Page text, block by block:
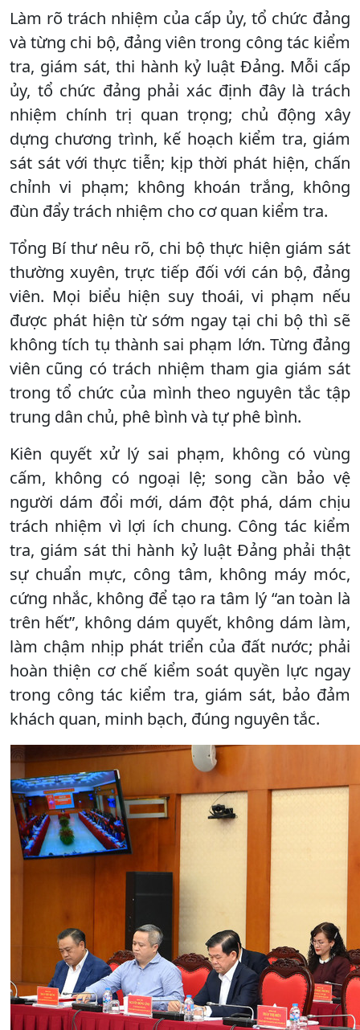
Làm rõ trách nhiệm của cấp ủy, tổ chức đảng
và từng chi bộ, đảng viên trong công tác kiểm
tra, giám sát, thi hành kỷ luật Đảng. Mỗi cấp
ủy, tổ chức đảng phải xác định đây là trách
nhiệm chính trị quan trọng; chủ động xây
dựng chương trình, kế hoạch kiểm tra, giám
sát sát với thực tiễn; kịp thời phát hiện, chấn
chỉnh vi phạm; không khoán trắng, không
đùn đẩy trách nhiệm cho cơ quan kiểm tra.
Tổng Bí thư nêu rõ, chi bộ thực hiện giám sát
thường xuyên, trực tiếp đối với cán bộ, đảng
viên. Mọi biểu hiện suy thoái, vi phạm nếu
được phát hiện từ sớm ngay tại chi bộ thì sẽ
không tích tụ thành sai phạm lớn. Từng đảng
viên cũng có trách nhiệm tham gia giám sát
trong tổ chức của mình theo nguyên tắc tập
trung dân chủ, phê bình và tự phê bình.
Kiên quyết xử lý sai phạm, không có vùng
cấm, không có ngoại lệ; song cần bảo vệ
người dám đổi mới, dám đột phá, dám chịu
trách nhiệm vì lợi ích chung. Công tác kiểm
tra, giám sát thi hành kỷ luật Đảng phải thật
sự chuẩn mực, công tâm, không máy móc,
cứng nhắc, không để tạo ra tâm lý “an toàn là
trên hết”, không dám quyết, không dám làm,
làm chậm nhịp phát triển của đất nước; phải
hoàn thiện cơ chế kiểm soát quyền lực ngay
trong công tác kiểm tra, giám sát, bảo đảm
khách quan, minh bạch, đúng nguyên tắc.